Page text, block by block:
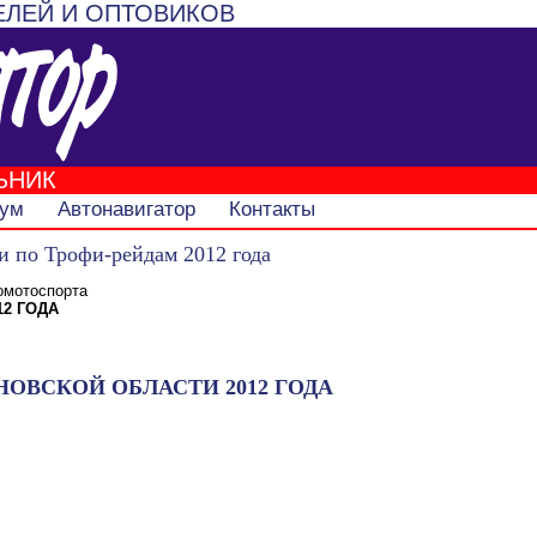
И ОПТОВИКОВ
Автонавигатор Контакты
по Трофи-рейдам 2012 года
ГОДА
ОБЛАСТИ 2012 ГОДА